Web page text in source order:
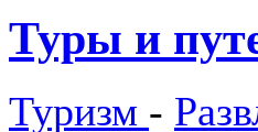
Туры и
Туризм -